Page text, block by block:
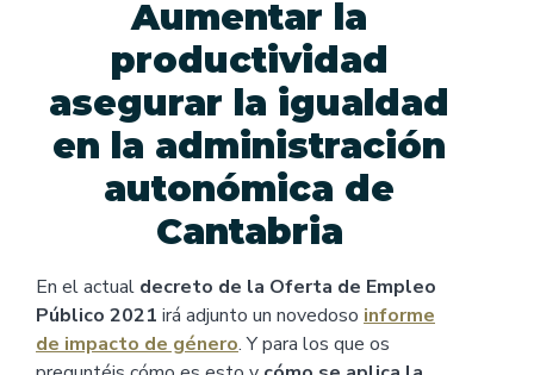
Aumentar la
productividad
asegurar la igualdad
en la administración
autonómica de
Cantabria
En el actual decreto de la Oferta de Empleo
Público 2021 irá adjunto un novedoso informe
de impacto de género. Y para los que os